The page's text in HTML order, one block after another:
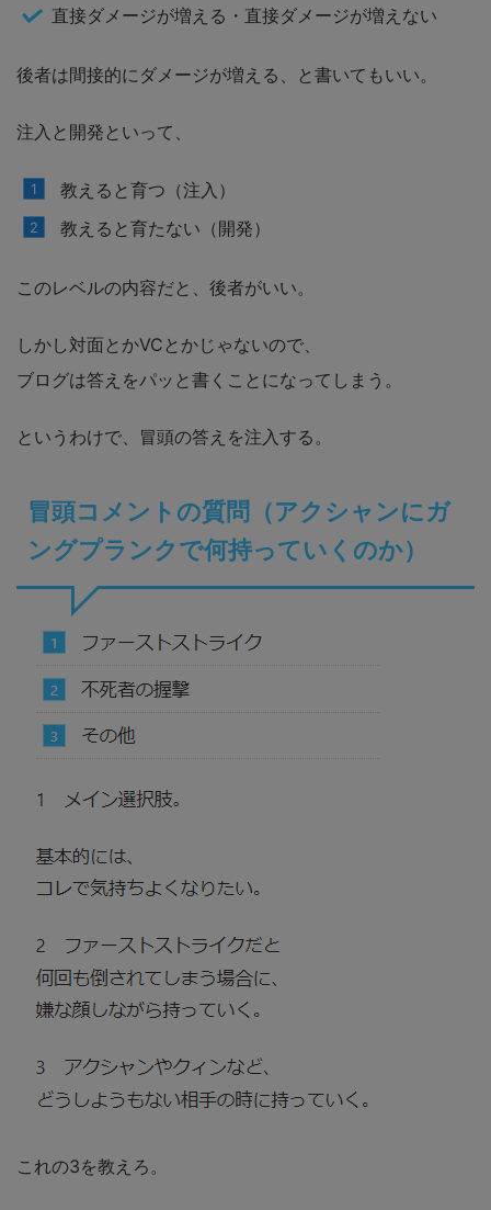
直接ダメージが増える・直接ダメージが増えない
後者は間接的にダメージが増える、と書いてもいい。
注入と開発といって、
教えると育つ（注入）
教えると育たない（開発）
このレベルの内容だと、後者がいい。
しかし対面とかVCとかじゃないので、
ブログは答えをパッと書くことになってしまう。
というわけで、冒頭の答えを注入する。
冒頭コメントの質問（アクシャンにガ
ングプランクで何持っていくのか）
これの3を教えろ。